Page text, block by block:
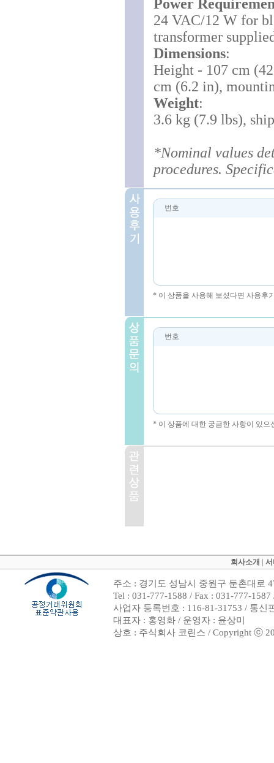
Power
24 VAC/12 W for
transformer
Dimensions:
Height - 107 cm
cm (6.2 in),
Weight:
3.6 kg (7.9 lbs),
*Nominal values
procedures.
번호
* 이 상품을 사용해 보셨다면 사용후
번호
* 이 상품에 대한 궁금한 사항이 있
회사소개
주소 : 경기도 성남시 중원구 둔촌대로
Tel : 031-777-1588 / Fax : 031-777-
사업자 등록번호 : 116-81-31753 / 통신
대표자 : 홍영화 / 운영자 : 윤상미
상호 : 주식회사 코린스 / Copyright ⓒ